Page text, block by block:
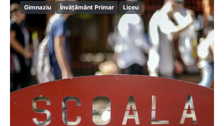
Gimnaziu Învățământ Primar Liceu